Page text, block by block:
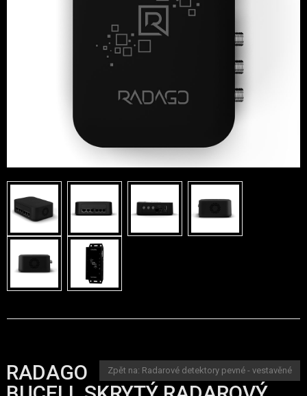
Zpět na: Radarové detektory pevné - vestavěné
RADAGO